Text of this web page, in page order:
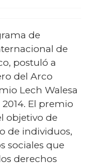
de
de
postuló a
del Arco
Lech Walesa
El premio
objetivo de
de individuos,
sociales que
derechos